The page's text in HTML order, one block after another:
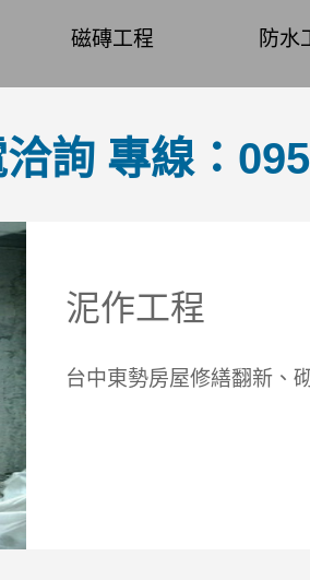
磁磚工程 防水
詢 專線：
泥作工程
台中東勢房屋修繕翻新、